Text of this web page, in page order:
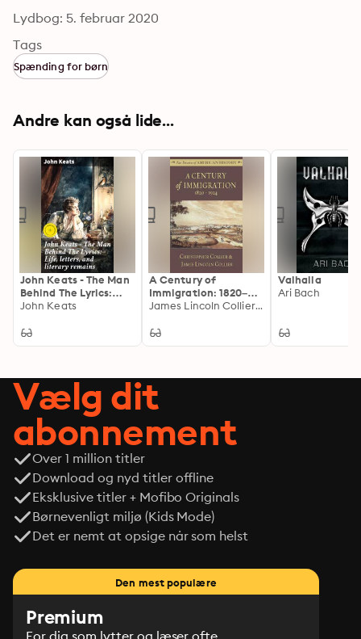
Lydbog: 5. februar 2020
Tags
Spænding for børn
Andre kan også lide...
John Keats - The Man
Behind The Lyrics:
Life, letters, and
Enriched edition.
the most beloved
English Romantic
poets
John Keats
A Century of
Immigration: 1820–
1924
James Lincoln Collier, Christopher Collier
Valhalla
Ari Bach
Vælg dit
abonnement
Over 1 million titler
Download og nyd titler offline
Eksklusive titler + Mofibo Originals
Børnevenligt miljø (Kids Mode)
Det er nemt at opsige når som helst
Den mest populære
Premium
For dig som lytter og læser ofte.